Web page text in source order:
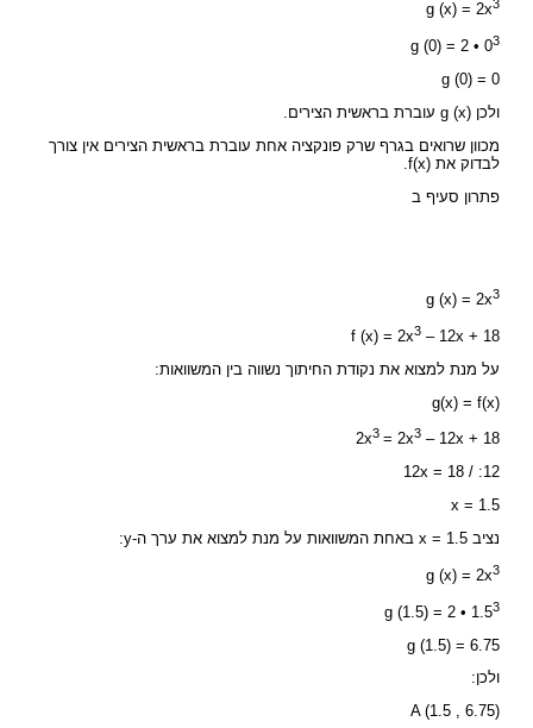
g (x) = 2x3
g (0) = 2 • 03
g (0) = 0
ולכן g (x) עוברת בראשית הצירים.
מכוון שרואים בגרף שרק פונקציה אחת עוברת בראשית הצירים אין צורך
לבדוק את f(x).
פתרון סעיף ב
g (x) = 2x3
f (x) = 2x3 – 12x + 18
על מנת למצוא את נקודת החיתוך נשווה בין המשוואות:
g(x) = f(x)
2x3 = 2x3 – 12x + 18
12: / 12x = 18
x = 1.5
נציב x = 1.5 באחת המשוואות על מנת למצוא את ערך ה-y:
g (x) = 2x3
g (1.5) = 2 • 1.53
g (1.5) = 6.75
ולכן:
A (1.5 , 6.75)